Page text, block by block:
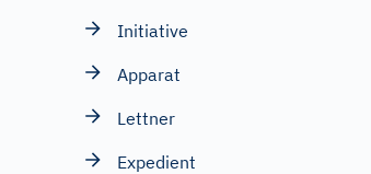
Initiative
Apparat
Lettner
Expedient